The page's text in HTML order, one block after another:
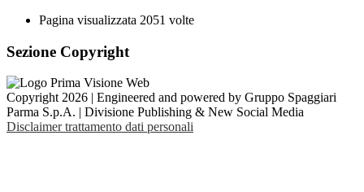
Pagina visualizzata 2051 volte
Sezione Copyright
Copyright 2026 | Engineered and powered by Gruppo Spaggiari
Parma S.p.A. | Divisione Publishing & New Social Media
Disclaimer trattamento dati personali